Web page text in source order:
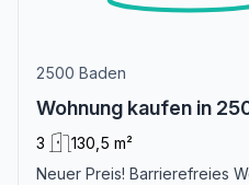
2500 Baden
Wohnung kaufen in
3
130,5 m²
Neuer Preis! Barrierefreies